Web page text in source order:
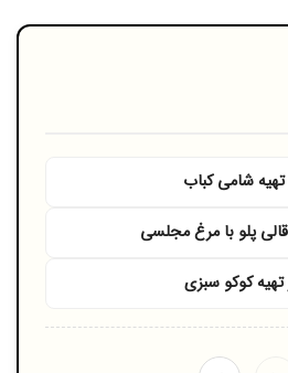
شامی کباب
پلو با مرغ مجلسی
کوکو سبزی